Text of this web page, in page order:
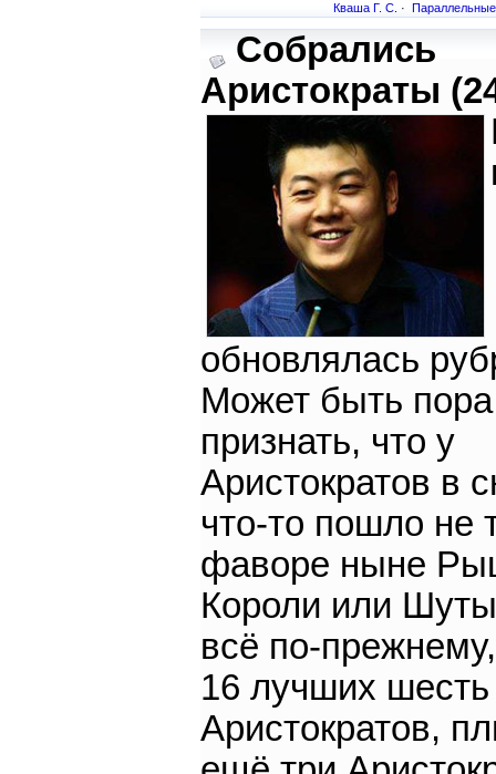
Кваша Г. С. ·
Собрались
Аристократы
обновлялась
Может быть пора
признать, что у
Аристократов в
что-то пошло не
фаворе ныне
Короли или
всё по-
16 лучших шесть
Аристократов,